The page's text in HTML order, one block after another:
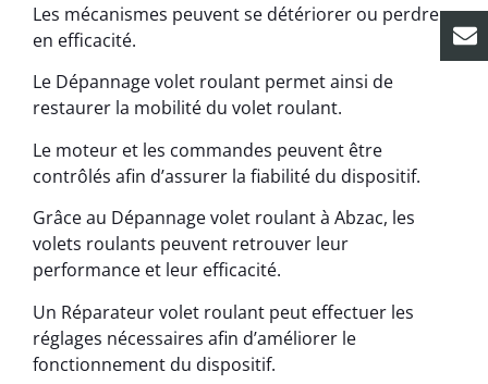
Les mécanismes peuvent se détériorer ou perdre
en efficacité.
Le Dépannage volet roulant permet ainsi de
restaurer la mobilité du volet roulant.
Le moteur et les commandes peuvent être
contrôlés afin d’assurer la fiabilité du dispositif.
Grâce au Dépannage volet roulant à Abzac, les
volets roulants peuvent retrouver leur
performance et leur efficacité.
Un Réparateur volet roulant peut effectuer les
réglages nécessaires afin d’améliorer le
fonctionnement du dispositif.